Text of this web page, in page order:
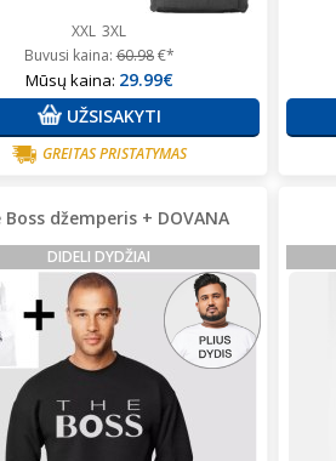
XXL 3XL
Buvusi kaina:60.98€*
Mūsų kaina: 29.99€
UŽSISAKYTI
GREITAS PRISTATYMAS
Boss džemperis + DOVANA
DIDELI DYDŽIAI